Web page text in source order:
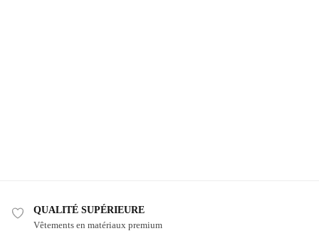
QUALITÉ SUPÉRIEURE
Vêtements en matériaux premium